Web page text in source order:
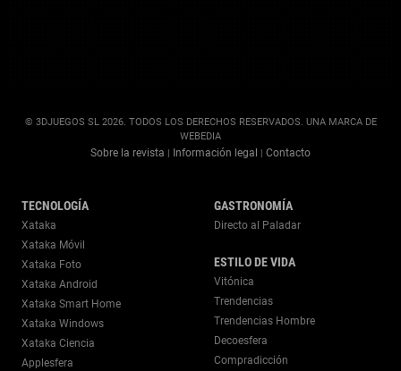
© 3DJUEGOS SL 2026. TODOS LOS DERECHOS RESERVADOS. UNA MARCA DE
WEBEDIA
Sobre la revista Información legal Contacto
TECNOLOGÍA
Xataka
Xataka Móvil
Xataka Foto
Xataka Android
Xataka Smart Home
Xataka Windows
Xataka Ciencia
Applesfera
GASTRONOMÍA
Directo al Paladar
ESTILO DE VIDA
Vitónica
Trendencias
Trendencias Hombre
Decoesfera
Compradicción